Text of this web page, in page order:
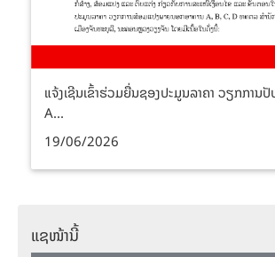
ແຈ້ງເຊີນເຂົ້າຮ່ວມຍື່ນຊອງປະມູນລາຄາ ວຽກການ
A...
19/06/2026
ແຊໜ້ານີ້